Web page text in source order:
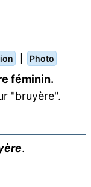
Photo
féminin.
"bruyère".
.